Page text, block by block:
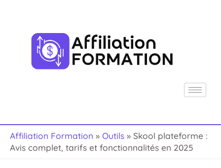
contenu
Affiliation Formation » Outils » Skool plateforme :
Avis complet, tarifs et fonctionnalités en 2025
h
e